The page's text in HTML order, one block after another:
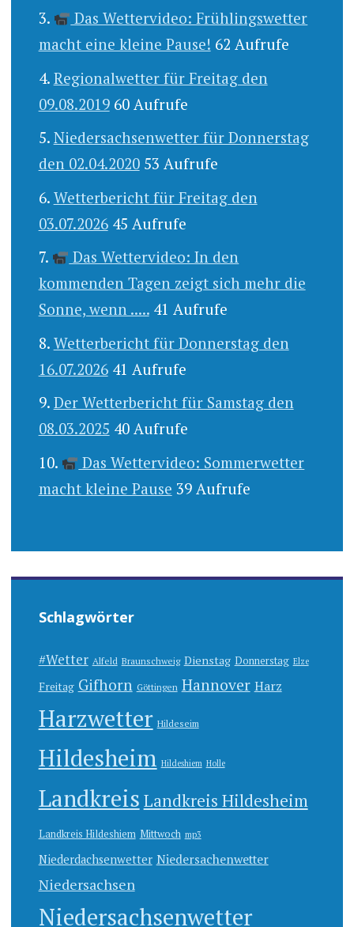
Das Wettervideo: Frühlingswetter
macht eine kleine Pause! 62 Aufrufe
Regionalwetter für Freitag den
09.08.2019 60 Aufrufe
Niedersachsenwetter für Donnerstag
den 02.04.2020 53 Aufrufe
Wetterbericht für Freitag den
03.07.2026 45 Aufrufe
Das Wettervideo: In den
kommenden Tagen zeigt sich mehr die
Sonne, wenn ..... 41 Aufrufe
Wetterbericht für Donnerstag den
16.07.2026 41 Aufrufe
Der Wetterbericht für Samstag den
08.03.2025 40 Aufrufe
Das Wettervideo: Sommerwetter
macht kleine Pause 39 Aufrufe
Schlagwörter
#Wetter Alfeld Braunschweig Dienstag Donnerstag Elze
Freitag Gifhorn Göttingen Hannover Harz
Harzwetter Hildeseim
Hildesheim Hildeshiem Holle
Landkreis Landkreis Hildesheim
Landkreis Hildeshiem Mittwoch mp3
Niederdachsenwetter Niedersachenwetter
Niedersachsen
Niedersachsenwetter